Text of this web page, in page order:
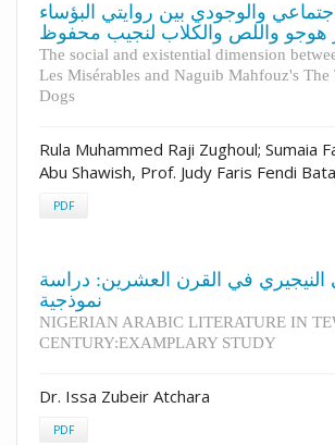
والوجودي بين روايتي البؤساء
هوجو واللص والكلاب لنجيب محفوظ
The social and existential dimension
Les Misérables and Naguib Mahfouz's The
Dogs
Rula Muhammed Raji Zughoul; Sumaia
Abu Shawish, Prof. Judy Faris Fendi
PDF
النيجيري في القرن العشرين: دراسة
نموذجية
NIGERIAN ARABIC LITERATURE IN
CENTURY:EXAMPLARY STUDY
Dr. Issa Zubeir Atchara
PDF